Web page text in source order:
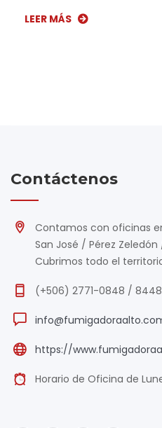
LEER MÁS
Contáctenos
Contamos con oficinas
San José / Pérez
Cubrimos todo el
(+506) 2771-0848 /
https://
Horario de Oficina de